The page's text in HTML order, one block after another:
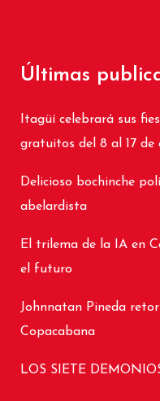
Últimas
Itagüí celebrará sus
gratuitos del 8 al 17 de
Delicioso bochinche
abelardista
El trilema de la IA en
el futuro
Johnnatan Pineda
Copacabana
LOS SIETE